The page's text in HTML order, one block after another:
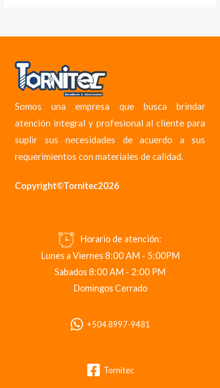
Somos una empresa que busca brindar
atención integral y profesional al cliente para
suplir sus necesidades de acuerdo a sus
requerimientos con materiales de calidad.
Copyright©Tornitec2026
Horario de atención:
Lunes a Viernes 8:00 AM - 5:00PM
Sabados 8:00 AM - 2:00 PM
Domingos Cerrado
+504 8997-9481
Tornitec